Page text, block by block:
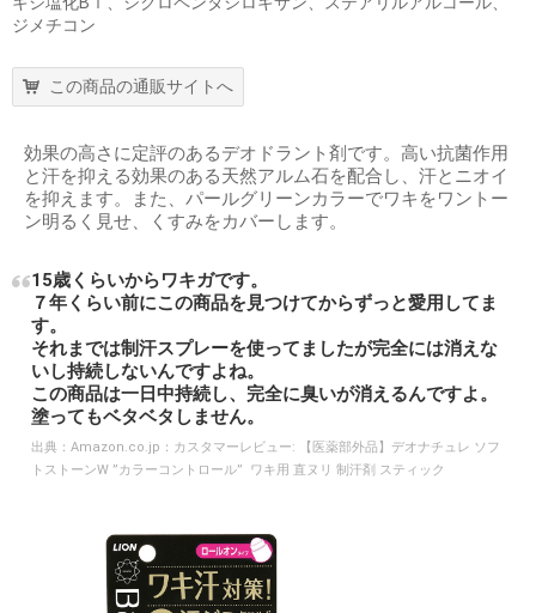
ジメチコン
この商品の通販サイトへ
効果の高さに定評のあるデオドラント剤です。高い抗菌作用
と汗を抑える効果のある天然アルム石を配合し、汗とニオイ
を抑えます。また、パールグリーンカラーでワキをワントー
ン明るく見せ、くすみをカバーします。
15歳くらいからワキガです。
７年くらい前にこの商品を見つけてからずっと愛用してま
す。
それまでは制汗スプレーを使ってましたが完全には消えな
いし持続しないんですよね。
この商品は一日中持続し、完全に臭いが消えるんですよ。
塗ってもベタベタしません。
出典： Amazon.co.jp：カスタマーレビュー: 【医薬部外品】デオナチュレ ソフ
トストーンW ”カラーコントロール” ワキ用 直ヌリ 制汗剤 スティック